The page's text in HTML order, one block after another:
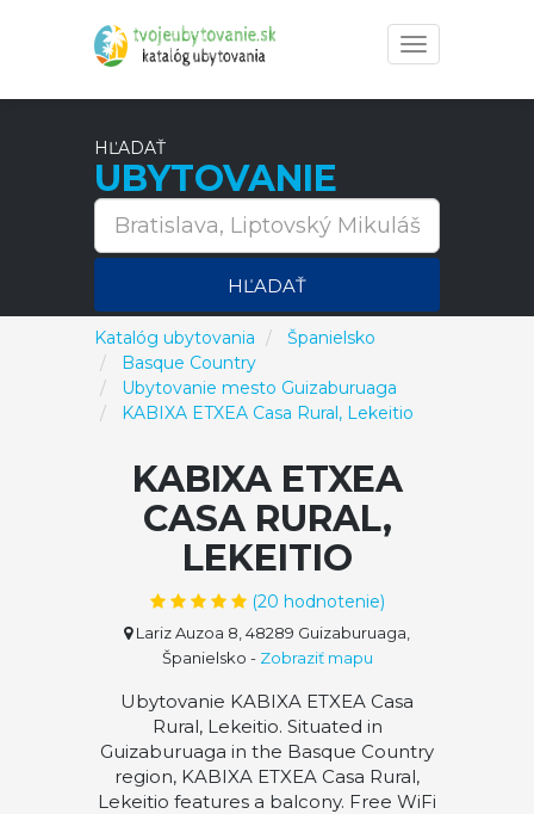
Toggle
navigation
HĽADAŤ
UBYTOVANIE
HĽADAŤ
Katalóg ubytovania
Španielsko
Basque Country
Ubytovanie mesto Guizaburuaga
KABIXA ETXEA Casa Rural, Lekeitio
KABIXA ETXEA
CASA RURAL,
LEKEITIO
(20 hodnotenie)
Lariz Auzoa 8, 48289 Guizaburuaga,
Španielsko - Zobraziť mapu
Ubytovanie KABIXA ETXEA Casa
Rural, Lekeitio. Situated in
Guizaburuaga in the Basque Country
region, KABIXA ETXEA Casa Rural,
Lekeitio features a balcony. Free WiFi